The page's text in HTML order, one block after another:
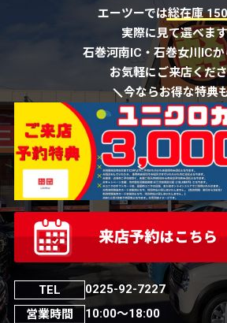
エーツーでは総在庫
実際に見て選べます
石巻河南IC・石巻女川ICか
お気軽にご来店くだ
今ならお得な特典
TEL
0225-92-7227
営業時間
10:00～18:00